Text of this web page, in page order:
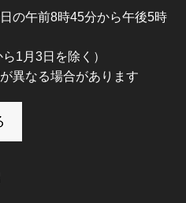
の午前8時45分から午後5時
1月3日を除く）
異なる場合があります